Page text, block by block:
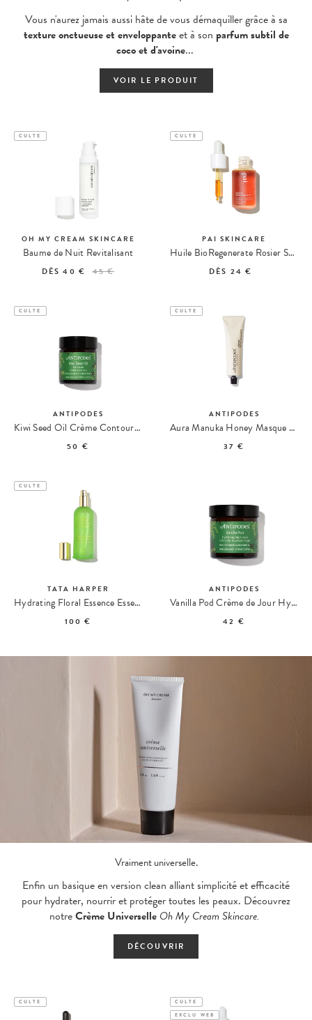
Vous n'aurez jamais aussi hâte de vous démaquiller grâce à sa
texture onctueuse et enveloppanteet à son parfum subtil de
coco et d'avoine...
VOIR LE PRODUIT
CULTE
OH MY CREAM SKINCARE
Baume de Nuit Revitalisant
DÈS40 € 45 €
CULTE
PAI SKINCARE
Huile BioRegenerate Rosier Sauvage
DÈS 24 €
CULTE
ANTIPODES
Kiwi Seed Oil Crème Contour des Yeux
50 €
CULTE
ANTIPODES
Aura Manuka Honey Masque Purifiant
37 €
CULTE
TATA HARPER
Hydrating Floral Essence Essence Florale Hydratante
100 €
Vraiment universelle.
Enfin un basique en version clean alliant simplicité et efficacité
pour hydrater, nourrir et protéger toutes les peaux. Découvrez
notreCrème Universelle Oh My Cream Skincare.
DÉCOUVRIR
ANTIPODES
Vanilla Pod Crème de Jour Hydratante
42 €
CULTE
CULTE
EXCLU WEB